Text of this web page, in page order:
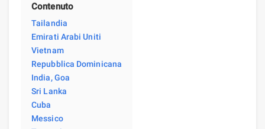
Contenuto
Tailandia
Emirati Arabi Uniti
Vietnam
Repubblica Dominicana
India, Goa
Sri Lanka
Cuba
Messico